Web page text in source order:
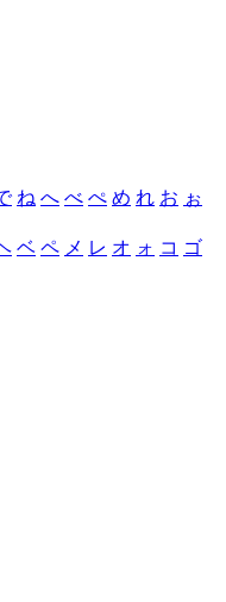
ね へ べ ぺ め れ お ぉ
ベ ペ メ レ オ ォ コ ゴ